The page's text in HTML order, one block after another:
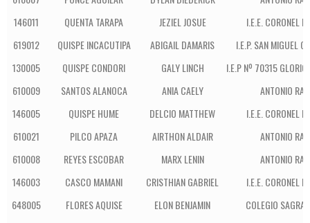
146011
QUENTA TARAPA JEZIEL JOSUE
I.E.E. CORONEL
619012
QUISPE INCACUTIPA ABIGAIL DAMARIS
I.E.P. SAN MIGUEL
130005
QUISPE CONDORI GALY LINCH
I.E.P Nº 70315
610009
SANTOS ALANOCA ANIA CAELY
ANTONIO
146005
QUISPE HUME DELCIO MATTHEW
I.E.E. CORONEL
610021
PILCO APAZA AIRTHON ALDAIR
ANTONIO
610008
REYES ESCOBAR MARX LENIN
ANTONIO
146003
CASCO MAMANI CRISTHIAN GABRIEL
I.E.E. CORONEL
648005
FLORES AQUISE ELON BENJAMIN
COLEGIO